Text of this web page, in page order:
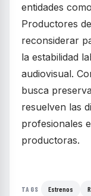
entidades
Productores
reconsiderar
la estabilidad
audiovisual.
busca
resuelven las
profesionales
productoras.
TAGS Estrenos